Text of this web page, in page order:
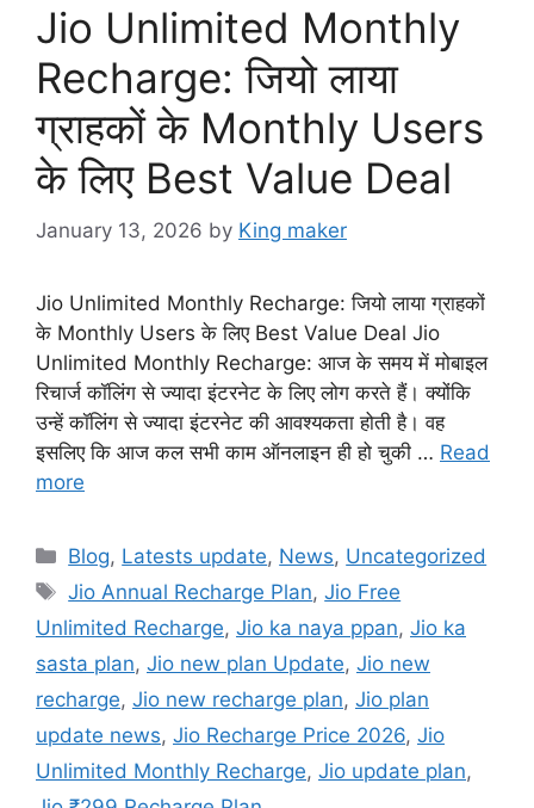
Jio Unlimited Monthly
Recharge: जियो लाया
ग्राहकों के Monthly Users
के लिए Best Value Deal
January 13, 2026 by King maker
Jio Unlimited Monthly Recharge: जियो लाया ग्राहकों
के Monthly Users के लिए Best Value Deal Jio
Unlimited Monthly Recharge: आज के समय में मोबाइल
रिचार्ज कॉलिंग से ज्यादा इंटरनेट के लिए लोग करते हैं। क्योंकि
उन्हें कॉलिंग से ज्यादा इंटरनेट की आवश्यकता होती है। वह
इसलिए कि आज कल सभी काम ऑनलाइन ही हो चुकी … Read
more
Categories
Blog, Latests update, News, Uncategorized
Tags
Jio Annual Recharge Plan,Jio Free
Unlimited Recharge, Jio ka naya ppan, Jio ka
sasta plan, Jio new plan Update, Jio new
recharge, Jio new recharge plan, Jio plan
update news, Jio Recharge Price 2026, Jio
Unlimited Monthly Recharge, Jio update plan,